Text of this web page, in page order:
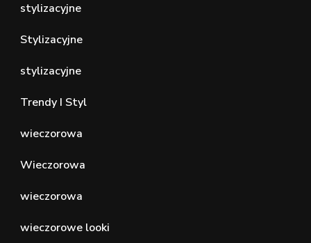
stylizacyjne
Stylizacyjne
stylizacyjne
Trendy I Styl
wieczorowa
Wieczorowa
wieczorowa
wieczorowe looki